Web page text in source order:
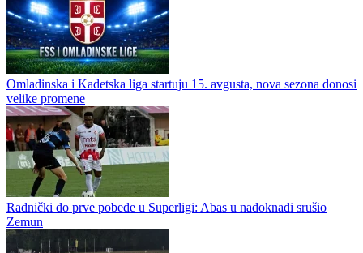
Omladinska i Kadetska liga startuju 15. avgusta, nova sezona donosi
velike promene
Radnički do prve pobede u Superligi: Abas u nadoknadi srušio
Zemun